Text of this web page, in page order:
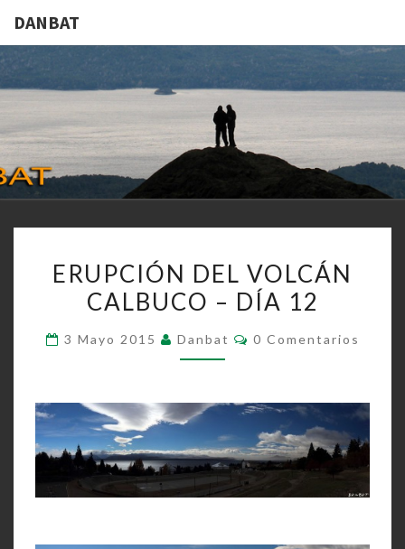
DANBAT
DANBAT
DEL
VOLCÁN
12
ERUPCIÓN DEL VOLCÁN
CALBUCO – DÍA 12
3 Mayo 2015 Danbat Comentarios
0 Comentarios